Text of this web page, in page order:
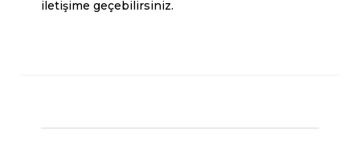
iletişime geçebilirsiniz.